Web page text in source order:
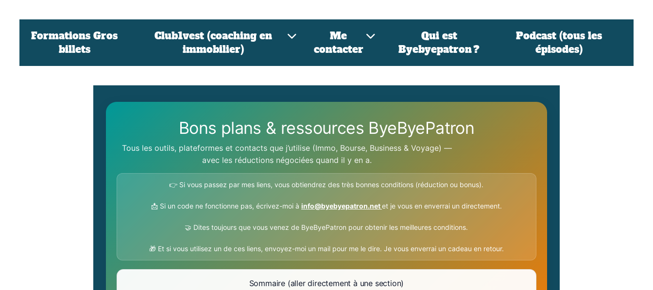
Formations Gros
billets
Club1vest (coaching en
immobilier)
Me
contacter
Qui est
Byebyepatron ?
Podcast (tous les
épisodes)
Bons plans & ressources ByeByePatron
Tous les outils, plateformes et contacts que j’utilise (Immo, Bourse, Business & Voyage) —
avec les réductions négociées quand il y en a.
👉 Si vous passez par mes liens, vous obtiendrez des très bonnes conditions (réduction ou bonus).
📩 Si un code ne fonctionne pas, écrivez-moi à info@byebyepatron.netet je vous en enverrai un directement.
🤝 Dites toujours que vous venez de ByeByePatron pour obtenir les meilleures conditions.
🎁 Et si vous utilisez un de ces liens, envoyez-moi un mail pour me le dire. Je vous enverrai un cadeau en retour.
Sommaire (aller directement à une section)